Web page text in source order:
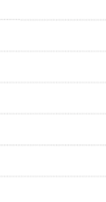
せんので、あらかじめ
にして保存する